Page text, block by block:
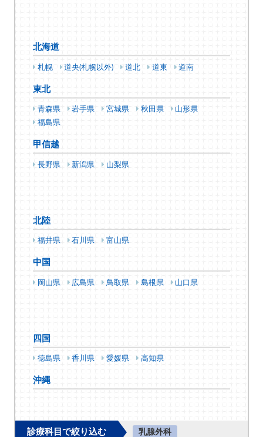
北海道
札幌 道央(札幌以外) 道北 道東 道南
東北
青森県 岩手県 宮城県 秋田県
山形県
福島県
甲信越
長野県 新潟県 山梨県
北陸
福井県 石川県 富山県
中国
岡山県 広島県 鳥取県 島根県 山口県
四国
徳島県 香川県 愛媛県 高知県
沖縄
診療科目で絞り込む 乳腺外科